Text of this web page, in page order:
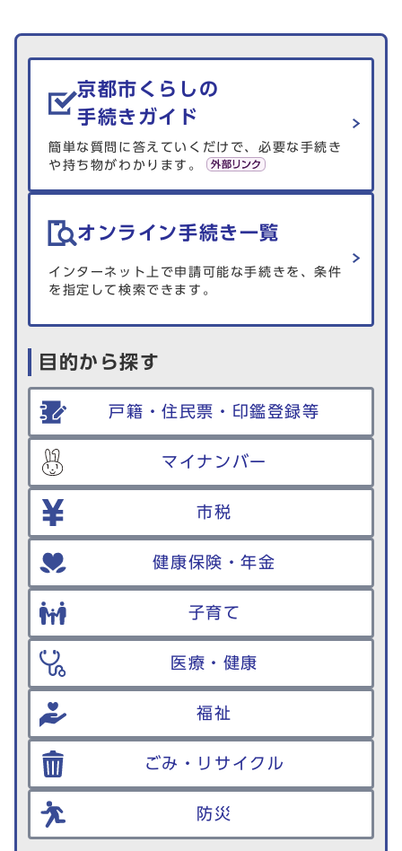
生活情報を探す
京都市くらしの
手続きガイド
簡単な質問に答えていくだけで、必要な手続き
や持ち物がわかります。
オンライン手続き一覧
インターネット上で申請可能な手続きを、条件
を指定して検索できます。
目的から探す
戸籍・住民票・印鑑登録等
マイナンバー
市税
健康保険・年金
子育て
医療・健康
福祉
ごみ・リサイクル
防災